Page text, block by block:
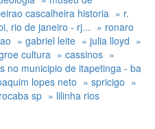
cascalheira historia » r.
rio de janeiro - rj... » ronaro
» gabriel leite » julia lloyd »
cultura » cassinos »
no municipio de itapetinga - ba
lopes neto » spricigo »
sp » lilinha rios